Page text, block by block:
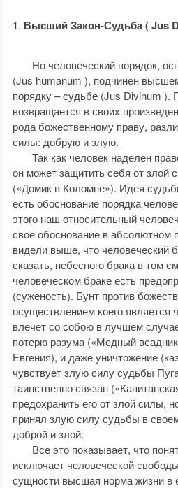
Высший Закон-Судьба ( Jus
Но человеческий порядок,
(Jus humanum ), подчинен
порядку – судьбе (Jus Divinum ).
возвращается в своих
рода божественному праву,
силы: добрую и злую.
Так как человек наделен
он может защитить себя от злой
(«Домик в Коломне»). Идея
есть обоснование порядка
этого наш относительный
свое обоснование в абсолютном
видели выше, что человеческий
сказать, небесного брака в том
человеческом браке есть
(суженость). Бунт против
осуществлением коего является
влечет со собою в лучшем
потерю разума («Медный
Евгения), и даже уничтожение
чувствует злую силу судьбы
таинственно связан
предохранить его от злой силы,
принял злую силу судьбы в
доброй и злой.
Все это показывает, что
исключает человеческой
сущности высшая норма жизни в